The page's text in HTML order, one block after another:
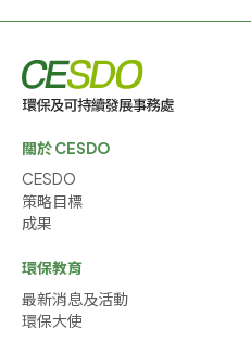
關於 CESDO
CESDO
策略目標
成果
環保教育
最新消息及活動
環保大使